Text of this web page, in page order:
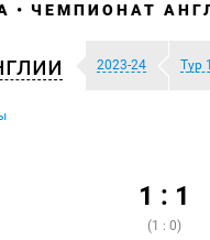
ЧЕМПИОНАТ
2023-24 Тур
1 : 1
(1 : 0)